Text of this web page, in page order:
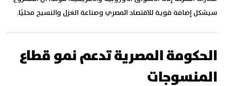
سيشكل إضافة قوية للاقتصاد المصري وصناعة الغزل والنسيج محليًا.
الحكومة المصرية تدعم نمو قطاع
المنسوجات